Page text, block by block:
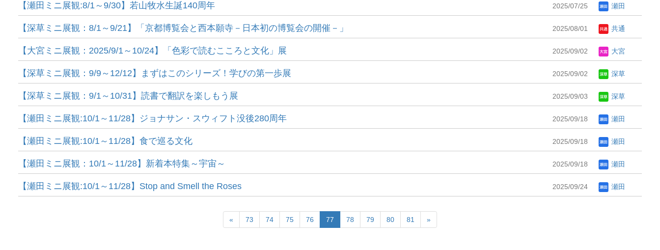
【瀬田ミニ展観:8/1～9/30】若山牧水生誕140周年 2025/07/25 瀬田
【深草ミニ展観：8/1～9/21】「京都博覧会と西本願寺－日本初の博覧会の開催－」 2025/08/01 共通
【大宮ミニ展観：2025/9/1～10/24】「色彩で読むこころと文化」展 2025/09/02 大宮
【深草ミニ展観：9/9～12/12】まずはこのシリーズ！学びの第一歩展 2025/09/02 深草
【深草ミニ展観：9/1～10/31】読書で翻訳を楽しもう展 2025/09/03 深草
【瀬田ミニ展観:10/1～11/28】ジョナサン・スウィフト没後280周年 2025/09/18 瀬田
【瀬田ミニ展観:10/1～11/28】食で巡る文化 2025/09/18 瀬田
【瀬田ミニ展観：10/1～11/28】新着本特集～宇宙～ 2025/09/18 瀬田
【瀬田ミニ展観:10/1～11/28】Stop and Smell the Roses 2025/09/24 瀬田
« 73 74 75 76 77 78 79 80 81 »